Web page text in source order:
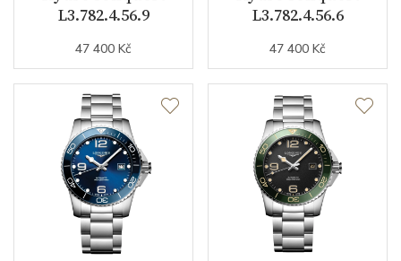
Barva řemínku červená / stříbrná
Materiál spony nerezová ocel
Technické detaily
Doplňující specifikace
E.O.L. (systém indikace vybité
baterie) / luminiscence
L3.782.4.56.9
47 400 Kč
L3.782.4.56.6
47 400 Kč